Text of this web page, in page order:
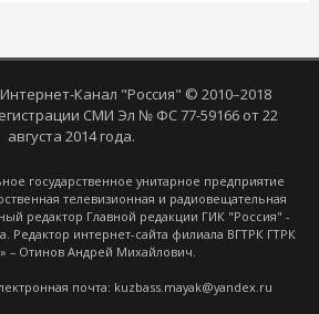
Канал "Россия" © 2010–2018
СМИ Эл № ФС 77-59166 от 22
августа 2014 года.
государственное унитарное предприятие
телевизионная и радиовещательная
редактор Главной редакции ГИК "Россия" -
Редактор интернет-сайта филиала ВГТРК ГТРК
– Отинов Андрей Михайлович.
почта: kuzbass.mayak@yandex.ru